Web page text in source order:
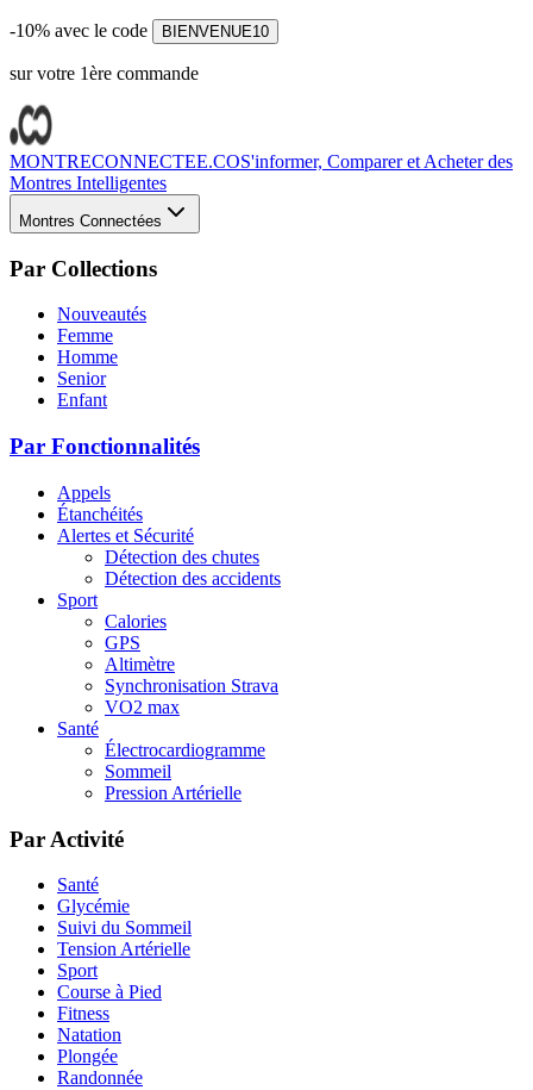
-10% avec le code BIENVENUE10
sur votre 1ère commande
MONTRECONNECTEE.COS'informer, Comparer et Acheter des
Montres Intelligentes
Montres Connectées
Par Collections
Nouveautés
Femme
Homme
Senior
Enfant
Par Fonctionnalités
Appels
Étanchéités
Alertes et Sécurité
Détection des chutes
Détection des accidents
Sport
Calories
GPS
Altimètre
Synchronisation Strava
VO2 max
Santé
Électrocardiogramme
Sommeil
Pression Artérielle
Par Activité
Santé
Glycémie
Suivi du Sommeil
Tension Artérielle
Sport
Course à Pied
Fitness
Natation
Plongée
Randonnée